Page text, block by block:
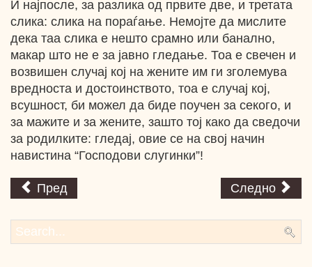
И најпосле, за разлика од првите две, и третата
слика: слика на пораѓање. Немојте да мислите
дека таа слика е нешто срамно или банално,
макар што не е за јавно гледање. Тоа е свечен и
возвишен случај кој на жените им ги зголемува
вредноста и достоинството, тоа е случај кој,
всушност, би можел да биде поучен за секого, и
за мажите и за жените, зашто тој како да сведочи
за родилките: гледај, овие се на свој начин
навистина “Господови слугинки”!
Пред Следно